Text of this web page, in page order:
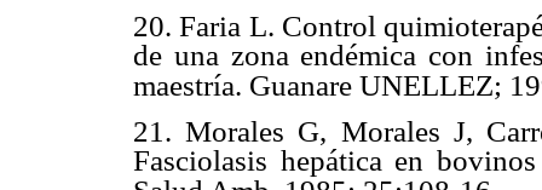
20. Faria L. Control
de una zona endémica con
maestría. Guanare UNELLEZ;
21. Morales G, Morales J,
Fasciolasis hepática en